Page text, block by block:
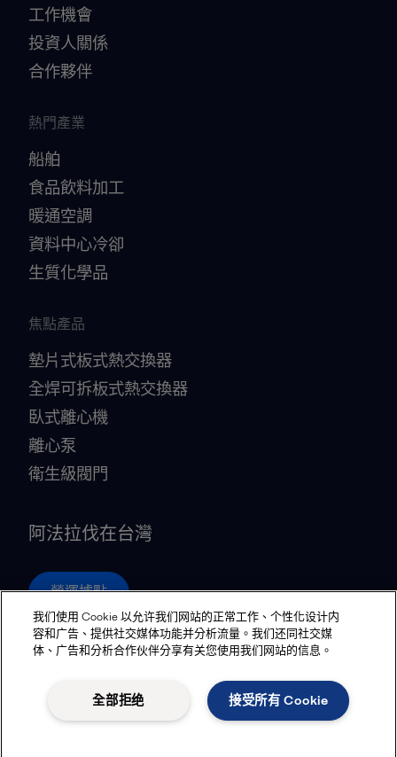
工作機會
投資人關係
合作夥伴
熱門產業
船舶
食品飲料加工
暖通空調
資料中心冷卻
生質化學品
焦點產品
墊片式板式熱交換器
全焊可拆板式熱交換器
臥式離心機
離心泵
衛生級閥門
阿法拉伐在台灣
營運據點
追蹤
Legal terms and conditions
我们使用 Cookie 以允许我们网站的正常工作、个性化设计内
容和广告、提供社交媒体功能并分析流量。我们还同社交媒
体、广告和分析合作伙伴分享有关您使用我们网站的信息。
接受所有 Cookie
全部拒绝